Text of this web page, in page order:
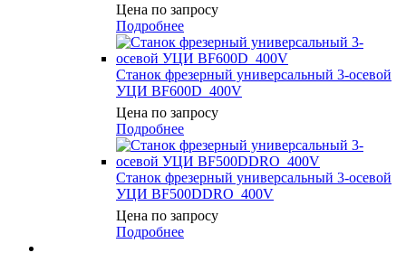
Цена по запросу
Подробнее
Станок фрезерный универсальный 3-осевой
УЦИ BF600D_400V
Цена по запросу
Подробнее
Станок фрезерный универсальный 3-осевой
УЦИ BF500DDRO_400V
Цена по запросу
Подробнее